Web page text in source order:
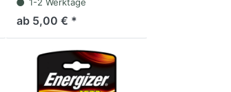
ab 5,00 € *